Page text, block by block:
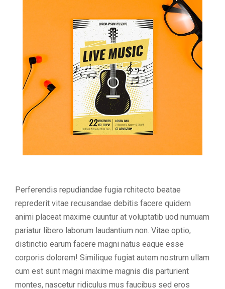
Perferendis repudiandae fugia rchitecto beatae
reprederit vitae recusandae debitis facere quidem
animi placeat maxime cuuntur at voluptatib uod numuam
pariatur libero laborum laudantium non. Vitae optio,
distinctio earum facere magni natus eaque esse
corporis dolorem! Similique fugiat autem nostrum ullam
cum est sunt magni maxime magnis dis parturient
montes, nascetur ridiculus mus faucibus sed eros